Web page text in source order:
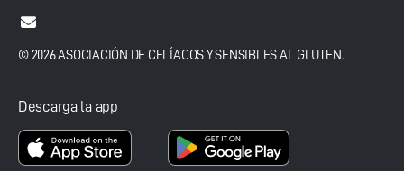
© 2026 ASOCIACIÓN DE CELÍACOS Y SENSIBLES AL GLUTEN.
Descarga la app